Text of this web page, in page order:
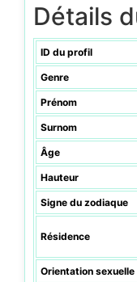
Détails
ID du profil
Genre
Prénom
Surnom
Âge
Hauteur
Signe du zodiaque
Résidence
Orientation sexuelle